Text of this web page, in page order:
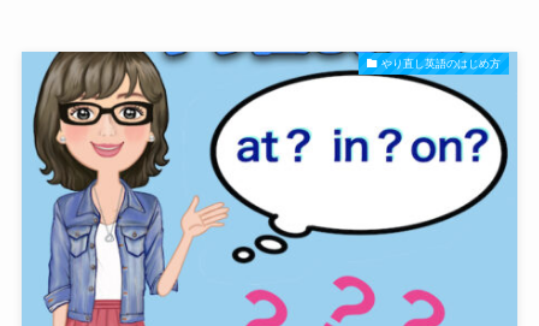
やり直し英語のはじめ方